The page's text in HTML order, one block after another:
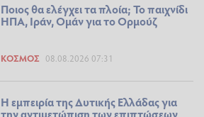
Ποιος θα ελέγχει τα πλοία; Το παιχνίδι
ΗΠΑ, Ιράν, Ομάν για το Ορμούζ
ΚΌΣΜΟΣ 08.08.2026 07:31
Η εμπειρία της Δυτικής Ελλάδας για
την αντιμετώπιση των επιπτώσεων